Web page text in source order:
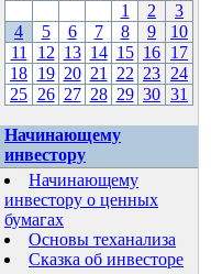
1
2
3
4
5 6 7 8 9
10
11
12 13 14 15 16 17
18 19 20 21 22 23 24
25 26 27 28 29 30 31
Начинающему
инвестору
Начинающему
инвестору о ценных
бумагах
Основы теханализа
Сказка об инвесторе